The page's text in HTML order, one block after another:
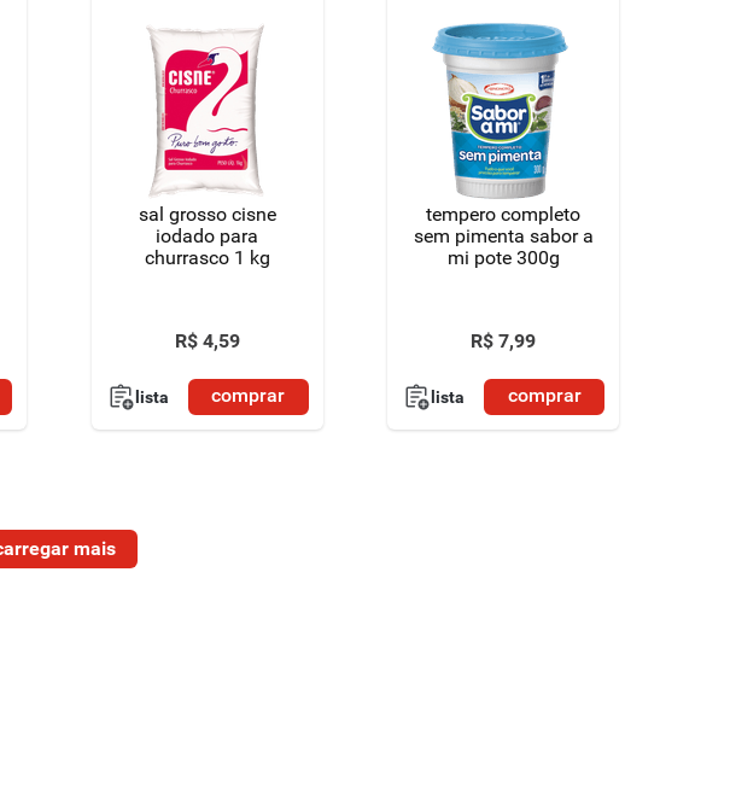
sal grosso cisne
iodado para
churrasco 1 kg
R$ 4,59
lista comprar
tempero completo
sem pimenta sabor a
mi pote 300g
R$ 7,99
lista comprar